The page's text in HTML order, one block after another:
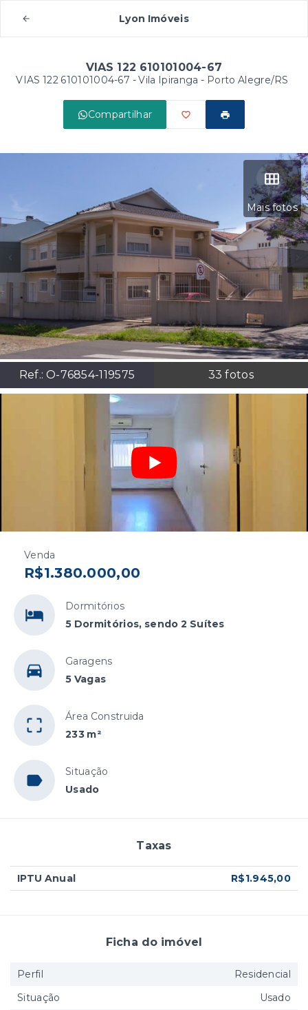
Lyon Imóveis
VIAS 122 610101004-67
VIAS 122 610101004-67 -Vila Ipiranga - Porto Alegre/RS
Compartilhar
Mais fotos
Ref.: O-76854-119575 33 fotos
Venda
R$1.380.000,00
Dormitórios
5 Dormitórios, sendo 2 Suítes
Garagens
5 Vagas
Área Construida
233 m²
Situação
Usado
Taxas
IPTU Anual R$1.945,00
Ficha do imóvel
Perfil
Residencial
Situação
Usado